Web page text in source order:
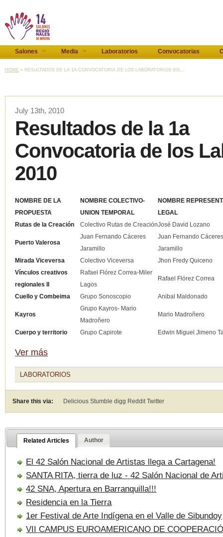
Salones Media Laboratorios Convocatorias
HOME » RESULTADOS DE LA 1A CONVOCATORIA DE LOS LABORATORIOS 201...
July 13th, 2010
Resultados de la 1a
Convocatoria de los
2010
NOMBRE DE LA
PROPUESTA
NOMBRE COLECTIVO-
UNION TEMPORAL
NOMBRE
LEGAL
Rutas de la Creación
Colectivo Rutas de CreaciónJosé David Lozano
Puerto Valerosa
Juan Fernando Cáceres
Jaramillo
Juan Fernando Cáceres
Jaramillo
Mirada Viceversa
Colectivo Viceversa
Jhon Fredy Quiceno
Vínculos creativos
regionales II
Rafael Flórez Correa-Miler
Lagos
Rafael Flórez Correa
Cuello y Combeima Grupo Sonoscopio Anibal Maldonado
Kayros
Grupo Kayros- Mario
Madroñero
Mario Madroñero
Cuerpo y territorio Grupo Capirote Edwin Miguel Jimeno
Ver más
LABORATORIOS
Share this via: Delicious Stumble digg RedditTwitter
Related Articles Author
El 42 Salón Nacional de Artistas llega a Cartagena!
SANTA RITA, tierra de luz - 42 Salón Nacional de
42 SNA, Apertura en Barranquilla!!!
Residencia en la Tierra
1er Festival de Arte Indígena en el Valle de Sibundoy
VII CAMPUS EUROAMERICANO DE